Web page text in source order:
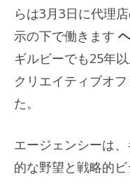
らは3月3日に代理
示の下で働きます
ギルビーでも25年
クリエイティブオ
た。
エージェンシーは
的な野望と戦略的